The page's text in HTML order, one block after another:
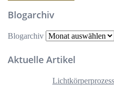
Blogarchiv
Blogarchiv
Aktuelle Artikel